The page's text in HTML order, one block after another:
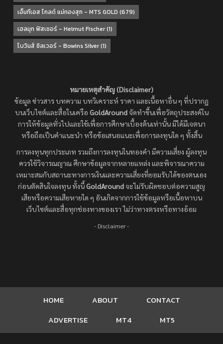
เอ็มทีเอส โกลด์ แม่ทองสุก - MTS GOLD (679)
เฮลมุท ฟิสเชอร์ - Helmut Fischer(1)
โบวินส์ ซิลเวอร์ - Bowins Silver(1)
หมายเหตุสำคัญ (Disclaimer)
ข้อมูล ข่าวสาร บทความ บทวิเคราะห์ ราคา และเนื้อหาอื่น ๆ ที่ปรากฏ
บนเว็บไซต์และสื่อในเครือ GoldAroundจัดทำขึ้นเพื่อวัตถุประสงค์ใน
การให้ข้อมูลทั่วไปและใช้เพื่อการศึกษาเบื้องต้นเท่านั้น มิได้มีเจตนา
หรือถือเป็นคำแนะนำ หรือข้อเสนอแนะเพื่อการลงทุนใด ๆ ทั้งสิ้น
การลงทุนทุกประเภท รวมถึงการลงทุนในทองคำ มีความเสี่ยง ผู้ลงทุน
ควรใช้วิจารณญาณ ศึกษาข้อมูลจากหลายแหล่ง และพิจารณาความ
เหมาะสมกับสถานะทางการเงินและความเสี่ยงที่ยอมรับได้ของตนเอง
ก่อนตัดสินใจลงทุน ทั้งนี้GoldAround จะไม่รับผิดชอบต่อความสูญ
เสียหรือความเสียหายใด ๆ อันเกิดจากการใช้ข้อมูลหรือเนื้อหาบน
เว็บไซต์และสื่อทุกช่องทางของเรา ไม่ว่าทางตรงหรือทางอ้อม
- Disclaimer -
HOME ABOUT
CONTACT
ADVERTISE
MT4 MT5